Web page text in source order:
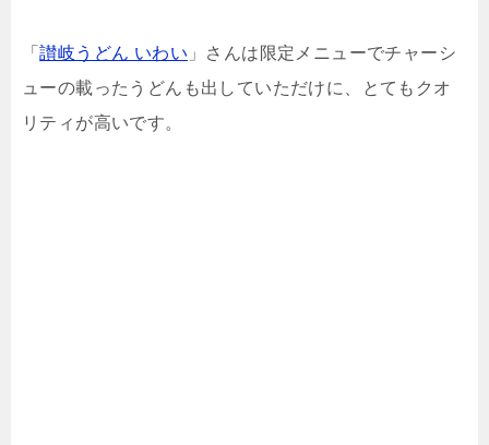
「讃岐うどん いわい 」さんは限定メニューでチャーシ
ューの載ったうどんも出していただけに、とてもクオ
リティが高いです。